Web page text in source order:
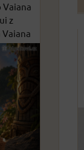
Vaiana
z